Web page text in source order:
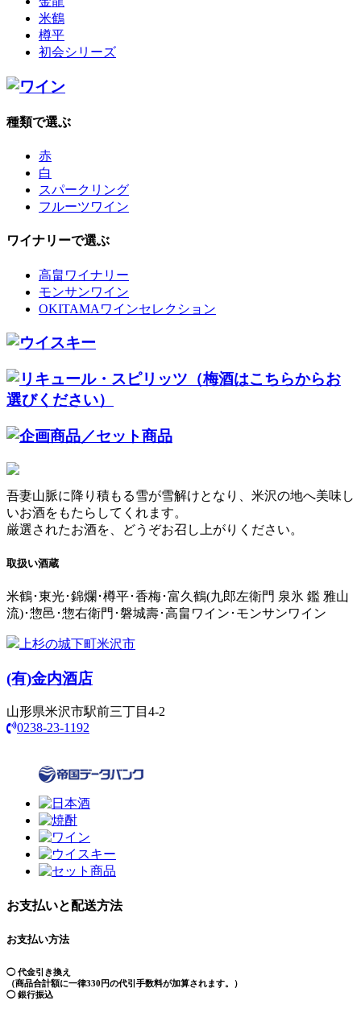
米鶴
樽平
初会シリーズ
種類で選ぶ
赤
白
スパークリング
フルーツワイン
ワイナリーで選ぶ
高畠ワイナリー
モンサンワイン
OKITAMAワインセレクション
吾妻山脈に降り積もる雪が雪解けとなり、米沢の地へ美味し
いお酒をもたらしてくれます。
厳選されたお酒を、どうぞお召し上がりください。
取扱い酒蔵
米鶴･東光･錦爛･樽平･香梅･富久鶴(九郎左衛門 泉氷 鑑 雅山
流)･惣邑･惣右衛門･磐城壽･高畠ワイン･モンサンワイン
上杉の城下町米沢市
(有)金内酒店
山形県米沢市駅前三丁目4-2
0238-23-1192
お支払いと配送方法
お支払い方法
◯ 代金引き換え
（商品合計額に一律330円の代引手数料が加算されます。）
◯ 銀行振込